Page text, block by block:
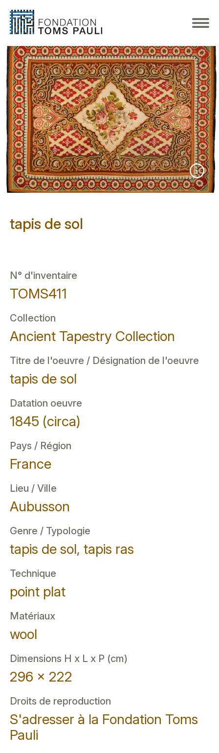
tapis de sol
N° d'inventaire
TOMS411
Collection
Ancient Tapestry Collection
Titre de l'oeuvre / Désignation de l'oeuvre
tapis de sol
Datation oeuvre
1845 (circa)
Pays / Région
France
Lieu / Ville
Aubusson
Genre / Typologie
tapis de sol, tapis ras
Technique
point plat
Matériaux
wool
Dimensions H x L x P (cm)
296 x 222
Droits de reproduction
S'adresser à la Fondation Toms
Pauli